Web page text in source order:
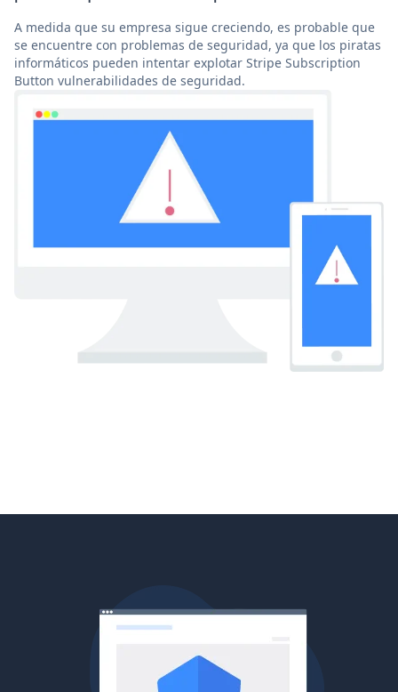
A medida que su empresa sigue creciendo, es probable que
se encuentre con problemas de seguridad, ya que los piratas
informáticos pueden intentar explotar Stripe Subscription
Button vulnerabilidades de seguridad.